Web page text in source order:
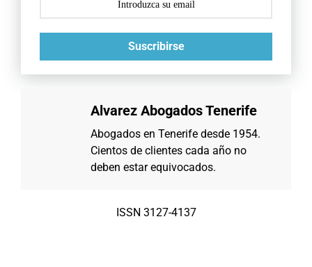
Suscribirse
Alvarez Abogados Tenerife
Abogados en Tenerife desde 1954.
Cientos de clientes cada año no
deben estar equivocados.
ISSN 3127-4137